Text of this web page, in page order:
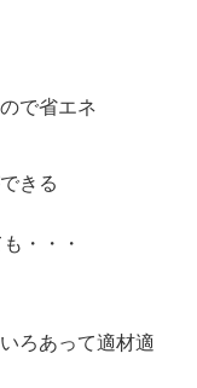
で省エネ
きる
・・・
ろあって適材適